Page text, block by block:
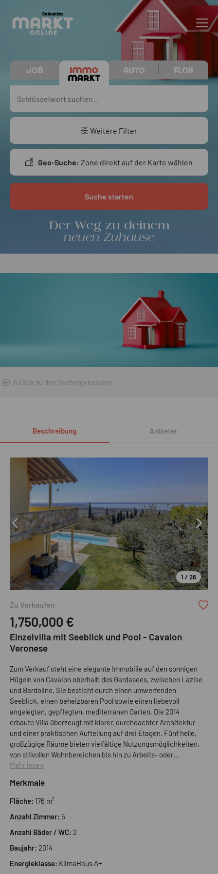
Der Weg zu deinem
neuen Zuhause
Weitere Filter
Geo-Suche: Zone direkt auf der Karte wählen
Suche starten
Zurück zu den Suchergebnissen
Beschreibung Anbieter
1 / 26
Zu Verkaufen
1,750,000 €
Einzelvilla mit Seeblick und Pool - Cavaion
Veronese
Zum Verkauf steht eine elegante Immobilie auf den sonnigen
Hügeln von Cavaion oberhalb des Gardasees, zwischen Lazise
und Bardolino. Sie besticht durch einen umwerfenden
Seeblick, einen beheizbaren Pool sowie einen liebevoll
angelegten, gepflegten, mediterranen Garten. Die 2014
erbaute Villa überzeugt mit klarer, durchdachter Architektur
und einer praktischen Aufteilung auf drei Etagen. Fünf helle,
großzügige Räume bieten vielfältige Nutzungsmöglichkeiten,
von stilvollen Wohnbereichen bis hin zu Arbeits- oder
Gästezimmern. Die offene Luxus-Küche ist ein idealer und
modern gestaltete Badezimmer sorgen für hohen Komfort;
eines verfügt über einen Whirlpool mit direktem Blick auf den
Fensterflächen schaffen eine lichtdurchflutete, einladende
Atmosphäre und lassen Innen- und Außenbereich harmonisch
und gewährleistet höchsten Komfort. Die hochwertige
Ausstattung umfasst maßgefertigte Einbauschränke sowie
Mehr lesen
Merkmale
Fläche: 176 m²
Anzahl Zimmer: 5
Anzahl Bäder / WC: 2
Baujahr: 2014
Energieklasse: KlimaHaus A+